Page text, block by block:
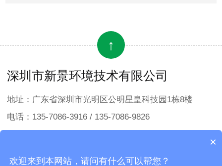
↑
深圳市新景环境技术有限公司
地址：广东省深圳市光明区公明星皇科技园1栋8楼
电话：135-7086-3916 / 135-7086-9826
×
欢迎来到本网站，请问有什么可以帮您？